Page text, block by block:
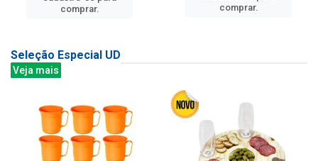
comprar.
comprar.
Seleção Especial UD
Veja mais